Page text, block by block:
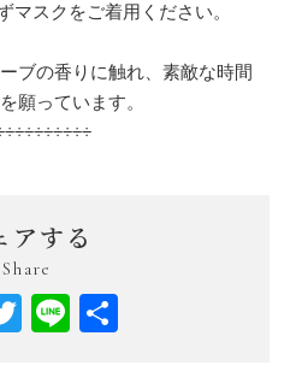
マスクをご着用ください。
ブの香りに触れ、素敵な時間
願っています。
アする
Share
Twitter
Line